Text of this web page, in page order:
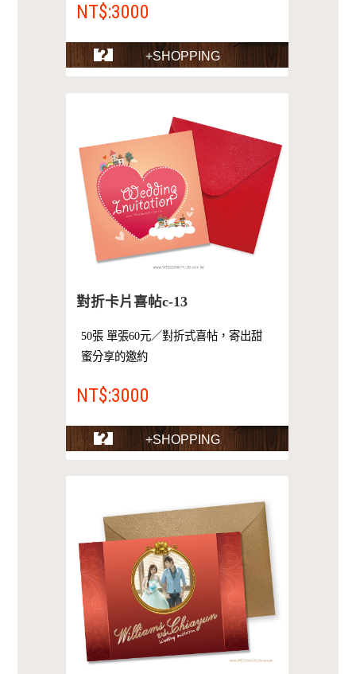
NT$:3000
+SHOPPING
對折卡片喜帖c-13
50張 單張60元／對折式喜帖，寄出甜
蜜分享的邀約
NT$:3000
+SHOPPING